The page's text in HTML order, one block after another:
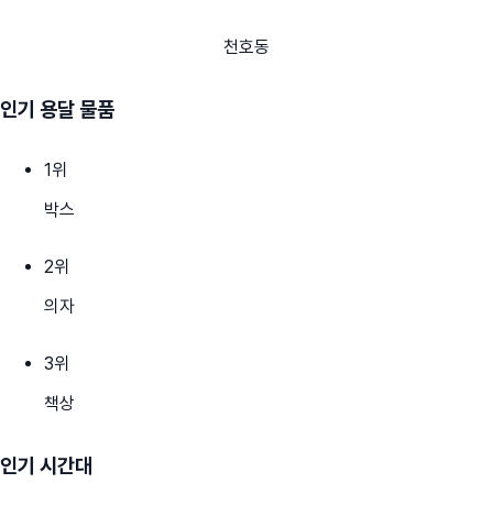
천호동
인기 용달 물품
1위
박스
2위
의자
3위
책상
인기 시간대